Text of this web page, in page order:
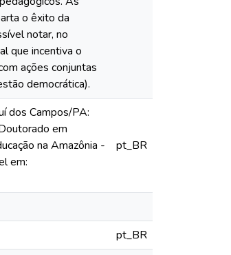
o êxito da
notar, no
que incentiva o
ações conjuntas
democrática).
dos Campos/PA:
em
na Amazônia -
em:
pt_BR
pt_BR